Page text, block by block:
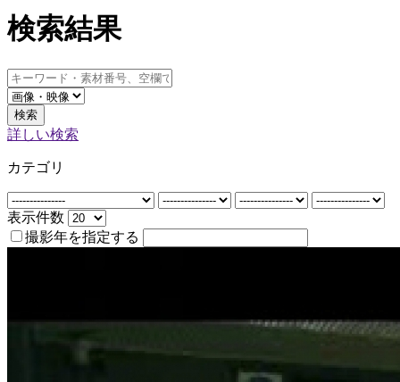
検索結果
検索
詳しい検索
カテゴリ
表示件数
撮影年を指定する